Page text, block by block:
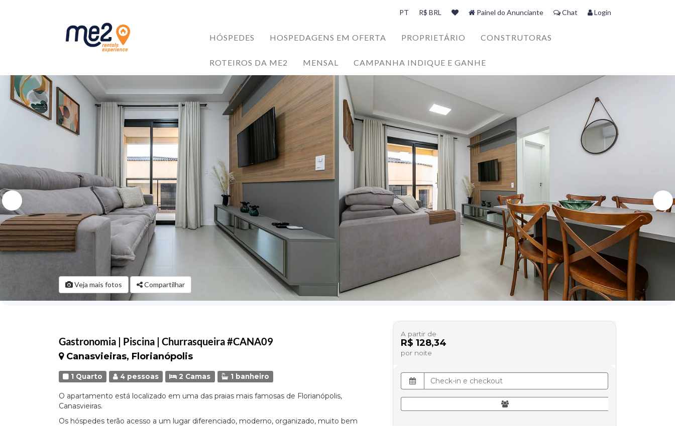
PT R$ BRL Painel do Anunciante Chat Login
HÓSPEDES
HOSPEDAGENS EM OFERTA PROPRIETÁRIO CONSTRUTORAS
ROTEIROS DA ME2
Me2 completa 6 anos!
6 razões para investir no mercado de Short Stay
4 Trilhas em Florianópolis: Explore as Belezas Naturais da Ilha da Magia
MENSAL CAMPANHA INDIQUE E GANHE
Veja mais fotos Compartilhar
Gastronomia | Piscina | Churrasqueira #CANA09
Canasvieiras, Florianópolis
1 Quarto 4 pessoas 2 Camas 1 banheiro
O apartamento está localizado em uma das praias mais famosas de Florianópolis,
Canasvieiras.
Os hóspedes terão acesso a um lugar diferenciado, moderno, organizado, muito bem
A partir de
R$ 128,34
por noite